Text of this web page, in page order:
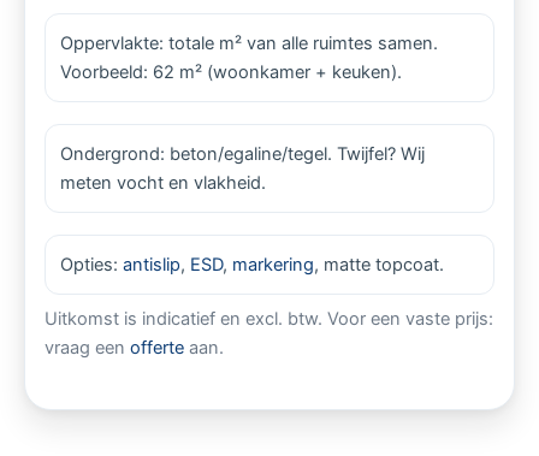
Oppervlakte: totale m² van alle ruimtes samen.
Voorbeeld: 62 m² (woonkamer + keuken).
Ondergrond: beton/egaline/tegel. Twijfel? Wij
meten vocht en vlakheid.
Opties: antislip, ESD, markering, matte topcoat.
Uitkomst is indicatief en excl. btw. Voor een vaste prijs:
vraag een offerte aan.